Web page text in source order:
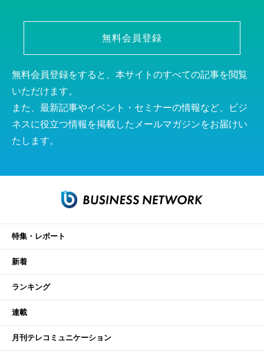
無料会員登録
無料会員登録をすると、本サイトのすべての記事を閲覧
いただけます。
また、最新記事やイベント・セミナーの情報など、ビジ
ネスに役立つ情報を掲載したメールマガジンをお届けい
たします。
特集・レポート
新着
ランキング
連載
月刊テレコミュニケーション